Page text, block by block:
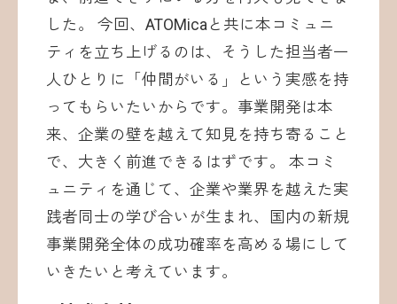
した。 今回、ATOMicaと共に本コミュニ
ティを立ち上げるのは、そうした担当者一
人ひとりに「仲間がいる」という実感を持
ってもらいたいからです。事業開発は本
来、企業の壁を越えて知見を持ち寄ること
で、大きく前進できるはずです。 本コミ
ュニティを通じて、企業や業界を越えた実
践者同士の学び合いが生まれ、国内の新規
事業開発全体の成功確率を高める場にして
いきたいと考えています。